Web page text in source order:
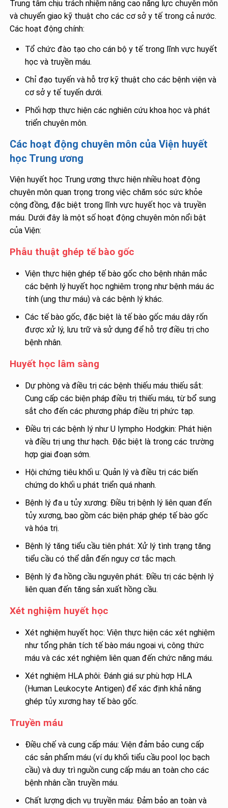
Trung tâm chịu trách nhiệm nâng cao năng lực chuyên môn
và chuyển giao kỹ thuật cho các cơ sở y tế trong cả nước.
Các hoạt động chính:
Tổ chức đào tạo cho cán bộ y tế trong lĩnh vực huyết
học và truyền máu.
Chỉ đạo tuyến và hỗ trợ kỹ thuật cho các bệnh viện và
cơ sở y tế tuyến dưới.
Phối hợp thực hiện các nghiên cứu khoa học và phát
triển chuyên môn.
Các hoạt động chuyên môn của Viện huyết
học Trung ương
Viện huyết học Trung ương thực hiện nhiều hoạt động
chuyên môn quan trọng trong việc chăm sóc sức khỏe
cộng đồng, đặc biệt trong lĩnh vực huyết học và truyền
máu. Dưới đây là một số hoạt động chuyên môn nổi bật
của Viện:
Phẫu thuật ghép tế bào gốc
Viện thực hiện ghép tế bào gốc cho bệnh nhân mắc
các bệnh lý huyết học nghiêm trọng như bệnh máu ác
tính (ung thư máu) và các bệnh lý khác.
Các tế bào gốc, đặc biệt là tế bào gốc máu dây rốn
được xử lý, lưu trữ và sử dụng để hỗ trợ điều trị cho
bệnh nhân.
Huyết học lâm sàng
Dự phòng và điều trị các bệnh thiếu máu thiếu sắt:
Cung cấp các biện pháp điều trị thiếu máu, từ bổ sung
sắt cho đến các phương pháp điều trị phức tạp.
Điều trị các bệnh lý như U lympho Hodgkin: Phát hiện
và điều trị ung thư hạch. Đặc biệt là trong các trường
hợp giai đoạn sớm.
Hội chứng tiêu khối u: Quản lý và điều trị các biến
chứng do khối u phát triển quá nhanh.
Bệnh lý đa u tủy xương: Điều trị bệnh lý liên quan đến
tủy xương, bao gồm các biện pháp ghép tế bào gốc
và hóa trị.
Bệnh lý tăng tiểu cầu tiên phát: Xử lý tình trạng tăng
tiểu cầu có thể dẫn đến nguy cơ tắc mạch.
Bệnh lý đa hồng cầu nguyên phát: Điều trị các bệnh lý
liên quan đến tăng sản xuất hồng cầu.
Xét nghiệm huyết học
Xét nghiệm huyết học: Viện thực hiện các xét nghiệm
như tổng phân tích tế bào máu ngoại vi, công thức
máu và các xét nghiệm liên quan đến chức năng máu.
Xét nghiệm HLA phôi: Đánh giá sự phù hợp HLA
(Human Leukocyte Antigen) để xác định khả năng
ghép tủy xương hay tế bào gốc.
Truyền máu
Điều chế và cung cấp máu: Viện đảm bảo cung cấp
các sản phẩm máu (ví dụ khối tiểu cầu pool lọc bạch
cầu) và duy trì nguồn cung cấp máu an toàn cho các
bệnh nhân cần truyền máu.
Chất lượng dịch vụ truyền máu: Đảm bảo an toàn và